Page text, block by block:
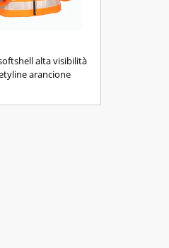
alta visibilità
arancione